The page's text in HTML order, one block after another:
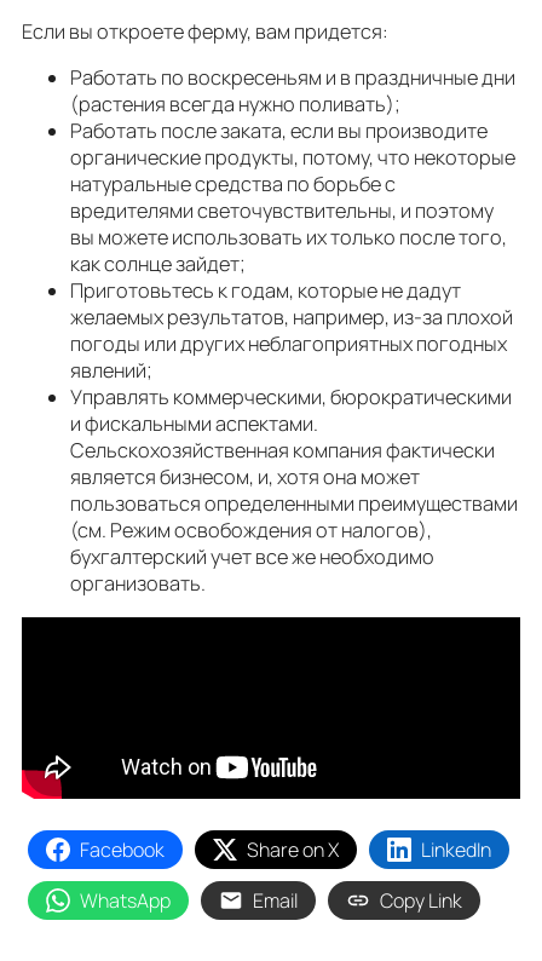
Если вы откроете ферму, вам придется:
Работать по воскресеньям и в праздничные дни
(растения всегда нужно поливать);
Работать после заката, если вы производите
органические продукты, потому, что некоторые
натуральные средства по борьбе с
вредителями светочувствительны, и поэтому
вы можете использовать их только после того,
как солнце зайдет;
Приготовьтесь к годам, которые не дадут
желаемых результатов, например, из-за плохой
погоды или других неблагоприятных погодных
явлений;
Управлять коммерческими, бюрократическими
и фискальными аспектами.
Сельскохозяйственная компания фактически
является бизнесом, и, хотя она может
пользоваться определенными преимуществами
(см. Режим освобождения от налогов),
бухгалтерский учет все же необходимо
организовать.
Facebook Share on X
LinkedIn
WhatsApp
Email Copy Link